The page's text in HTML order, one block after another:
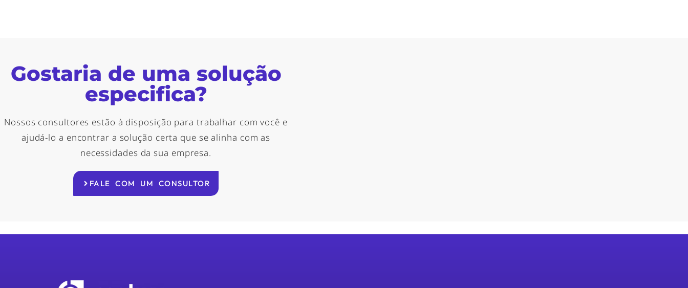
Gostaria de uma solução
especifica?
Nossos consultores estão à disposição para trabalhar com você e
ajudá-lo a encontrar a solução certa que se alinha com as
necessidades da sua empresa.
FALE COM UM CONSULTOR